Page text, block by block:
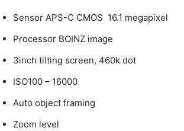
Sensor APS-C CMOS 16.1 megapixel
Processor BOINZ image
3inch tilting screen, 460k dot
ISO100 – 16000
Auto object framing
Zoom level